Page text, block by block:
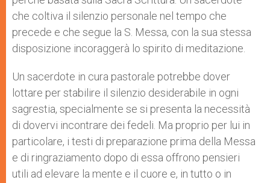
che coltiva il silenzio personale nel tempo che
precede e che segue la S. Messa, con la sua stessa
disposizione incoraggerà lo spirito di meditazione.
Un sacerdote in cura pastorale potrebbe dover
lottare per stabilire il silenzio desiderabile in ogni
sagrestia, specialmente se si presenta la necessità
di dovervi incontrare dei fedeli. Ma proprio per lui in
particolare, i testi di preparazione prima della Messa
e di ringraziamento dopo di essa offrono pensieri
utili ad elevare la mente e il cuore e, in tutto o in